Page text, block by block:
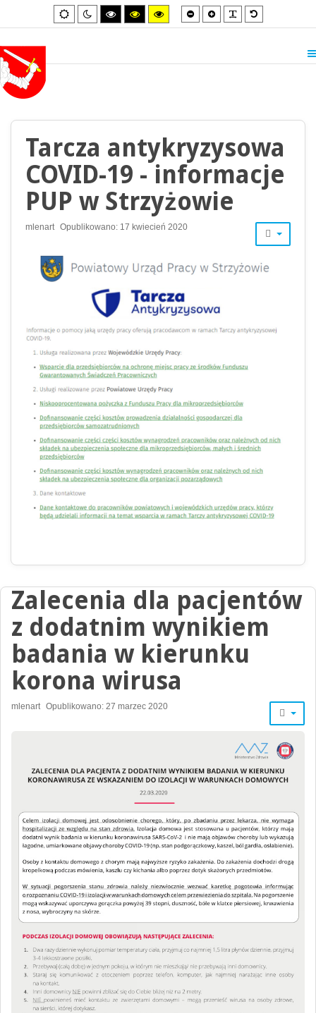
Default
mode
Night
mode
High
contrast
High
contrast
High
contrast
Smaller
font
Larger
font
Default
font
Tarcza antykryzysowa
COVID-19 - informacje
PUP w Strzyżowie
mlenart Opublikowano: 17 kwiecień 2020
Zalecenia dla pacjentów
z dodatnim wynikiem
badania w kierunku
korona wirusa
mlenart Opublikowano: 27 marzec 2020